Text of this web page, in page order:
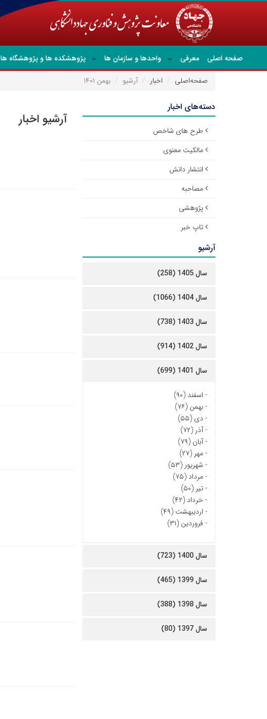
صفحه اصلی معرفی واحدها و سازمان ها پژوهشکده ها و پژوهشگاه ها
صفحه‌اصلی
اخبار آرشیو بهمن ۱۴۰۱
آرشیو اخبار
دسته‌های اخبار
طرح های شاخص
مالکیت معنوی
انتشار دانش
مصاحبه
پژوهشی
تاپ خبر
آرشیو
سال 1405 (258)
سال 1404 (1066)
سال 1403 (738)
سال 1402 (914)
سال 1401 (699)
- اسفند (۹۰)
-بهمن (۷۶)
- دی (۵۵)
-آذر (۷۲)
-آبان (۷۹)
-مهر (۲۷)
- شهریور (۵۳)
-مرداد (۷۵)
-تیر (۵۰)
- خرداد (۴۲)
- اردیبهشت (۴۹)
- فروردین (۳۱)
سال 1400 (723)
سال 1399 (465)
سال 1398 (388)
سال 1397 (80)